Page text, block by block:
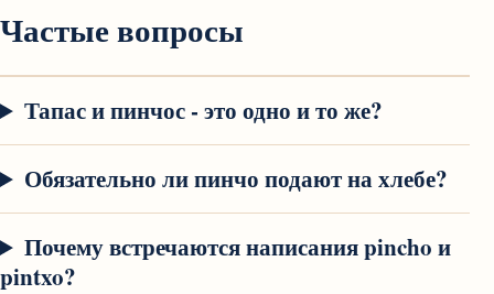
Частые вопросы
Тапас и пинчос - это одно и то же?
Обязательно ли пинчо подают на хлебе?
Почему встречаются написания pincho и
pintxo?